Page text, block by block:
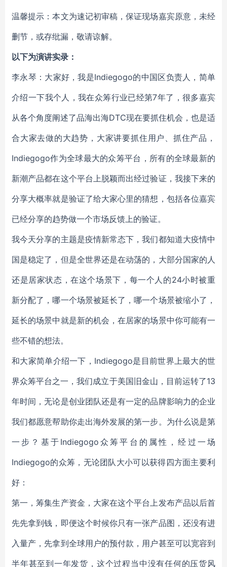
温馨提示：本文为速记初审稿，保证现场嘉宾原意，未经
删节，或存纰漏，敬请谅解。
以下为演讲实录：
李永琴：大家好，我是Indiegogo的中国区负责人，简单
介绍一下我个人，我在众筹行业已经第7年了，很多嘉宾
从各个角度阐述了品海出海DTC现在要抓住机会，也是适
合大家去做的大趋势，大家讲要抓住用户、抓住产品，
Indiegogo作为全球最大的众筹平台，所有的全球最新的
新潮产品都在这个平台上脱颖而出经过验证，我接下来的
分享大概率就是验证了给大家心里的猜想，包括各位嘉宾
已经分享的趋势做一个市场反馈上的验证。
我今天分享的主题是疫情新常态下，我们都知道大疫情中
国是稳定了，但是全世界还是在动荡的，大部分国家的人
还是居家状态，在这个场景下，每一个人的24小时被重
新分配了，哪一个场景被延长了，哪一个场景被缩小了，
延长的场景中就是新的机会，在居家的场景中你可能有一
些不错的想法。
和大家简单介绍一下，Indiegogo是目前世界上最大的世
界众筹平台之一，我们成立于美国旧金山，目前运转了13
年时间，无论是创业团队还是有一定的品牌影响力的企业
我们都愿意帮助你走出海外发展的第一步。为什么说是第
一步？基于Indiegogo众筹平台的属性，经过一场
Indiegogo的众筹，无论团队大小可以获得四方面主要利
好：
第一，筹集生产资金，大家在这个平台上发布产品以后首
先先拿到钱，即便这个时候你只有一张产品图，还没有进
入量产，先拿到全球用户的预付款，用户甚至可以宽容到
半年甚至到一年发货，这个过程当中没有任何的压货风